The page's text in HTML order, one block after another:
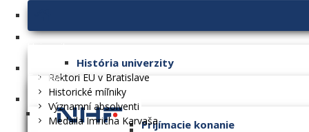
História univerzity
Rektori EU v Bratislave
Historické míľniky
Významní absolventi
Medaila Imricha Karvaša
Fakulty
Prijímacie konanie